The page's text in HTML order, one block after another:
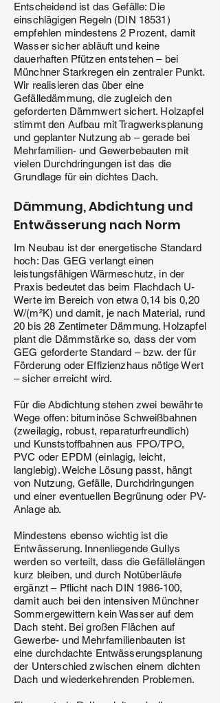
Entscheidend ist das Gefälle: Die
einschlägigen Regeln (DIN 18531)
empfehlen mindestens 2 Prozent, damit
Wasser sicher abläuft und keine
dauerhaften Pfützen entstehen – bei
Münchner Starkregen ein zentraler Punkt.
Wir realisieren das über eine
Gefälledämmung, die zugleich den
geforderten Dämmwert sichert. Holzapfel
stimmt den Aufbau mit Tragwerksplanung
und geplanter Nutzung ab – gerade bei
Mehrfamilien- und Gewerbebauten mit
vielen Durchdringungen ist das die
Grundlage für ein dichtes Dach.
Dämmung, Abdichtung und
Entwässerung nach Norm
Im Neubau ist der energetische Standard
hoch: Das GEG verlangt einen
leistungsfähigen Wärmeschutz, in der
Praxis bedeutet das beim Flachdach U-
Werte im Bereich von etwa 0,14 bis 0,20
W/(m²K) und damit, je nach Material, rund
20 bis 28 Zentimeter Dämmung. Holzapfel
plant die Dämmstärke so, dass der vom
GEG geforderte Standard – bzw. der für
Förderung oder Effizienzhaus nötige Wert
– sicher erreicht wird.
Für die Abdichtung stehen zwei bewährte
Wege offen: bituminöse Schweißbahnen
(zweilagig, robust, reparaturfreundlich)
und Kunststoffbahnen aus FPO/TPO,
PVC oder EPDM (einlagig, leicht,
langlebig). Welche Lösung passt, hängt
von Nutzung, Gefälle, Durchdringungen
und einer eventuellen Begrünung oder PV-
Anlage ab.
Mindestens ebenso wichtig ist die
Entwässerung. Innenliegende Gullys
werden so verteilt, dass die Gefällelängen
kurz bleiben, und durch Notüberläufe
ergänzt – Pflicht nach DIN 1986-100,
damit auch bei den intensiven Münchner
Sommergewittern kein Wasser auf dem
Dach steht. Bei großen Flächen auf
Gewerbe- und Mehrfamilienbauten ist
eine durchdachte Entwässerungsplanung
der Unterschied zwischen einem dichten
Dach und wiederkehrenden Problemen.